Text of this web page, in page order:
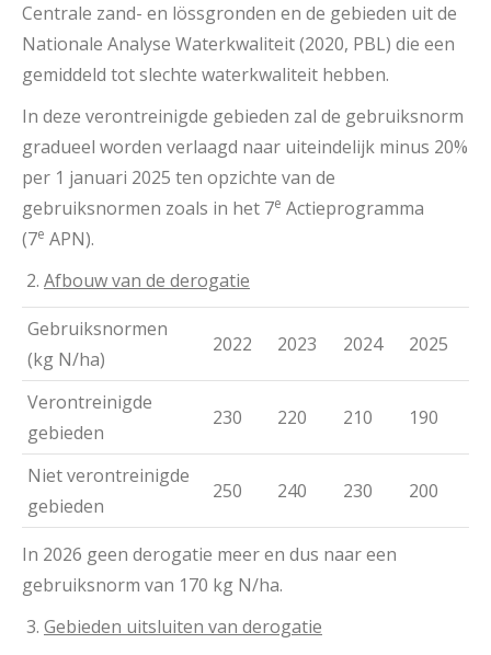
Centrale zand- en lössgronden en de gebieden uit de
Nationale Analyse Waterkwaliteit (2020, PBL) die een
gemiddeld tot slechte waterkwaliteit hebben.
In deze verontreinigde gebieden zal de gebruiksnorm
gradueel worden verlaagd naar uiteindelijk minus 20%
per 1 januari 2025 ten opzichte van de
gebruiksnormen zoals in het 7e Actieprogramma
(7e APN).
Afbouw van de derogatie
Gebruiksnormen
(kg N/ha)
2022 2023 2024 2025
Verontreinigde
gebieden
230 220 210 190
Niet verontreinigde
gebieden
250 240 230 200
In 2026 geen derogatie meer en dus naar een
gebruiksnorm van 170 kg N/ha.
Gebieden uitsluiten van derogatie